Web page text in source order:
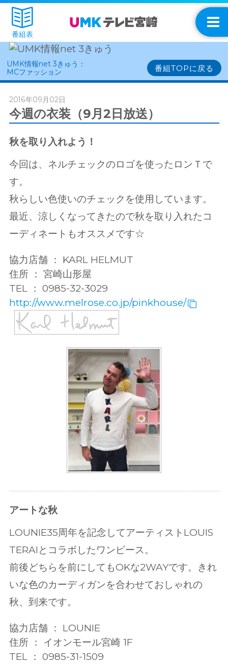
番組表
UMK情報net 3きゅう：
MCファッション
番組TOPに戻る
2016年09月02日
今週の衣装（9月2日放送）
秋を取り入れよう！
今回は、ネルチェックのロゴを使ったロンＴで
す。
秋らしい色使いのチェックを使用しています。
最近、涼しくなってきたので秋を取り入れたコ
ーディネートもオススメです☆
協力店舗 ： KARL HELMUT
住所 ： 宮崎山形屋
TEL ： 0985-32-3029
http://www.melrose.co.jp/pinkhouse/
アートな秋
LOUNIE35周年を記念してアーティストLOUIS
TERAIとコラボしたワンピース。
前後どちらを前にしてもOKな2WAYです。きれ
いな色のカーディガンを合わせておしゃれの
秋、到来です。
協力店舗 ： LOUNIE
住所 ： イオンモール宮崎 1F
TEL ： 0985-31-1509